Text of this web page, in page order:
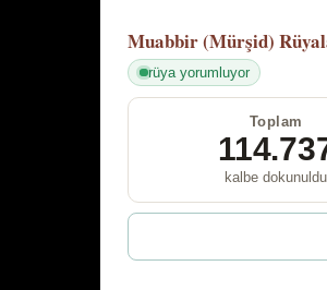
Muabbir (Mürşid)
rüya yorumluyor
Toplam
kalbe dokunuldu